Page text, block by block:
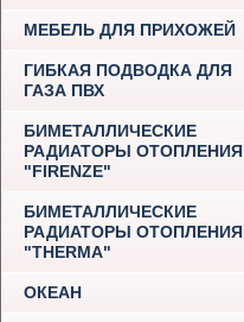
МЕБЕЛЬ ДЛЯ ПРИХОЖЕЙ
ГИБКАЯ ПОДВОДКА ДЛЯ
ГАЗА ПВХ
БИМЕТАЛЛИЧЕСКИЕ
РАДИАТОРЫ ОТОПЛЕНИЯ
"FIRENZE"
БИМЕТАЛЛИЧЕСКИЕ
РАДИАТОРЫ ОТОПЛЕНИЯ
"THERMA"
ОКЕАН